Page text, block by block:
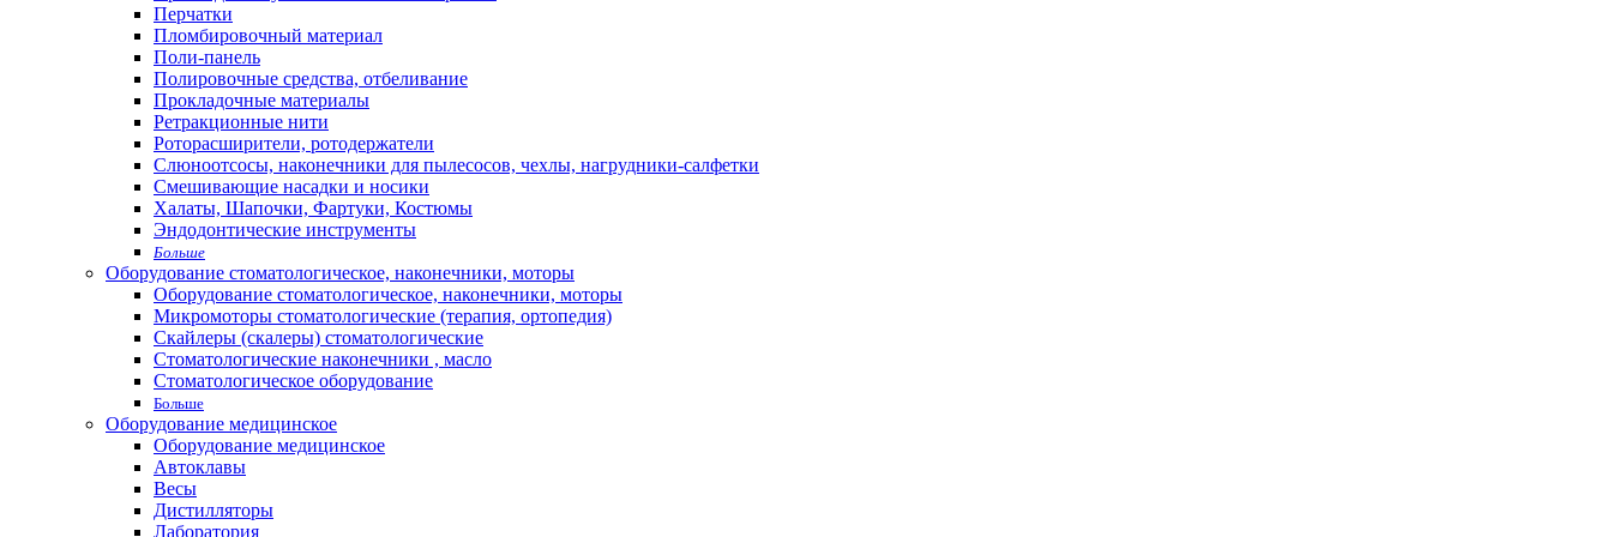
Перчатки
Пломбировочный материал
Поли-панель
Полировочные средства, отбеливание
Прокладочные материалы
Ретракционные нити
Роторасширители, ротодержатели
Слюноотсосы, наконечники для пылесосов, чехлы, нагрудники-салфетки
Смешивающие насадки и носики
Халаты, Шапочки, Фартуки, Костюмы
Эндодонтические инструменты
Больше
Оборудование стоматологическое, наконечники, моторы
Оборудование стоматологическое, наконечники, моторы
Микромоторы стоматологические (терапия, ортопедия)
Скайлеры (скалеры) стоматологические
Стоматологические наконечники , масло
Стоматологическое оборудование
Больше
Оборудование медицинское
Оборудование медицинское
Автоклавы
Весы
Дистилляторы
Лаборатория